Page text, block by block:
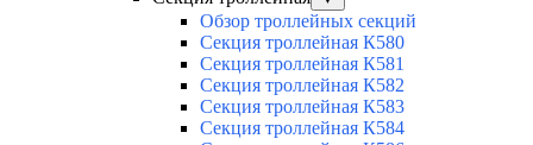
Обзор троллейных секций
Секция троллейная К580
Секция троллейная К581
Секция троллейная К582
Секция троллейная К583
Секция троллейная К584